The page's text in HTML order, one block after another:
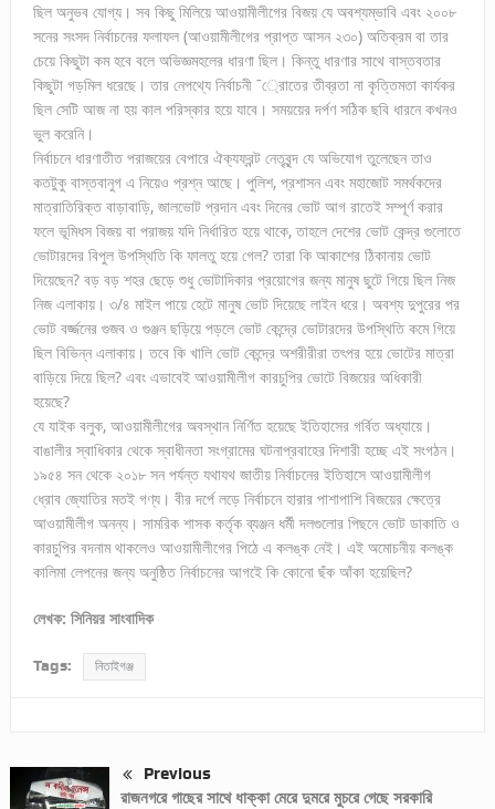
ছিল অনুভব যোগ্য। সব কিছু মিলিয়ে আওয়ামীলীগের বিজয় যে অবশ্যম্ভাবি এবং ২০০৮
সনের সংসদ নির্বাচনের ফলাফল (আওয়ামীলীগের প্রাপ্ত আসন ২৩০) অতিক্রম বা তার
চেয়ে কিছুটা কম হবে বলে অভিজ্ঞমহলের ধারণা ছিল। কিন্তু ধারণার সাথে বাস্তবতার
কিছুটা গড়মিল ধরেছে। তার নেপথ্যে নির্বাচনী ¯্রােতের তীব্রতা না কৃত্তিমতা কার্যকর
ছিল সেটি আজ না হয় কাল পরিস্কার হয়ে যাবে। সময়য়ের দর্পণ সঠিক ছবি ধারনে কখনও
ভুল করেনি।
নির্বাচনে ধারণাতীত পরাজয়ের বেপারে ঐক্যফ্রন্ট নেতৃবৃন্দ যে অভিযোগ তুলেছেন তাও
কতটুকু বাস্তবানুগ এ নিয়েও প্রশ্ন আছে। পুলিশ, প্রশাসন এবং মহাজোট সমর্থকদের
মাত্রাতিরিক্ত বাড়াবাড়ি, জালভোট প্রদান এবং দিনের ভোট আগ রাতেই সম্পূর্ণ করার
ফলে ভূমিধস বিজয় বা পরাজয় যদি নির্ধারিত হয়ে থাকে, তাহলে দেশের ভোট কেন্দ্র গুলোতে
ভোটারদের বিপুল উপস্থিতি কি ফালতু হয়ে গেল? তারা কি আকাশের ঠিকানায় ভোট
দিয়েছেন? বড় বড় শহর ছেড়ে শুধু ভোটাদিকার প্রয়োগের জন্য মানুষ ছুটে গিয়ে ছিল নিজ
নিজ এলাকায়। ৩/৪ মাইল পায়ে হেটে মানুষ ভোট দিয়েছে লাইন ধরে। অবশ্য দুপুরের পর
ভোট বর্জ্জনের গুজব ও গুঞ্জন ছড়িয়ে পড়লে ভোট কেন্দ্রে ভোটারদের উপস্থিতি কমে গিয়ে
ছিল বিভিন্ন এলাকায়। তবে কি খালি ভোট কেন্দ্রে অশরীরীরা তৎপর হয়ে ভোটের মাত্রা
বাড়িয়ে দিয়ে ছিল? এবং এভাবেই আওয়ামীলীগ কারচুপির ভোটে বিজয়ের অধিকারী
হয়েছে?
যে যাইক বলুক, আওয়ামীলীগের অবস্থান নির্ণিত হয়েছে ইতিহাসের গর্বিত অধ্যায়ে।
বাঙালীর স্বাধিকার থেকে স্বাধীনতা সংগ্রামের ঘটনাপ্রবাহের দিশারী হচ্ছে এই সংগঠন।
১৯৫৪ সন থেকে ২০১৮ সন পর্যন্ত যথাযথ জাতীয় নির্বাচনের ইতিহাসে আওয়ামীলীগ
ধ্রোব জ্যোতির মতই গণ্য। বীর দর্পে লড়ে নির্বাচনে হারার পাশাপাশি বিজয়ের ক্ষেত্রে
আওয়ামীলীগ অনন্য। সামরিক শাসক কর্তৃক ব্যঞ্জন ধর্মী দলগুলোর পিছনে ভোট ডাকাতি ও
কারচুপির বদনাম থাকলেও আওয়ামীলীগের পিঠে এ কলঙ্ক নেই। এই অমোচনীয় কলঙ্ক
কালিমা লেপনের জন্য অনুষ্ঠিত নির্বাচনের আগইে কি কোনো ছঁক আঁকা হয়েছিল?
লেখক: সিনিয়র সাংবাদিক
Tags: নিতাইগঞ্জ
Previous
রাজনগরে গাছের সাথে ধাক্কা মেরে দুমরে মুচরে গেছে সরকারি